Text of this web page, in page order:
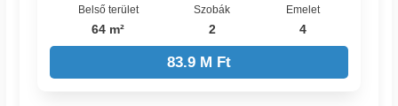
Belső terület
64 m²
Szobák
2
Emelet
4
83.9 M Ft